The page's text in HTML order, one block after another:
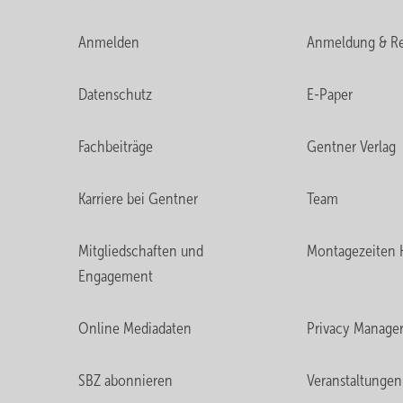
Anmelden Anmeldung &
Datenschutz E-Paper
Fachbeiträge Gentner Verlag
Karriere bei Gentner Team
Mitgliedschaften und
Engagement
Montagezeiten
Online Mediadaten Privacy Manager
SBZ abonnieren